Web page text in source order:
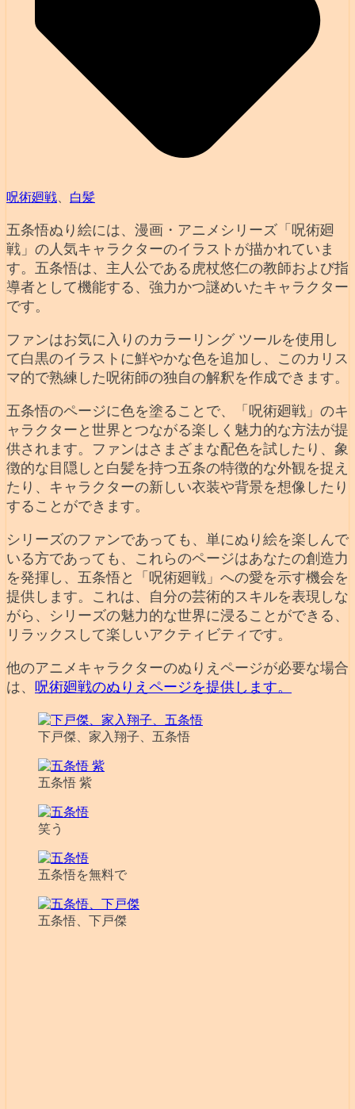
呪術廻戦 白髪
五条悟ぬり絵には、漫画・アニメシリーズ「呪術廻
戦」の人気キャラクターのイラストが描かれていま
す。五条悟は、主人公である虎杖悠仁の教師および指
導者として機能する、強力かつ謎めいたキャラクター
です。
ファンはお気に入りのカラーリング ツールを使用し
て白黒のイラストに鮮やかな色を追加し、このカリス
マ的で熟練した呪術師の独自の解釈を作成できます。
五条悟のページに色を塗ることで、「呪術廻戦」のキ
ャラクターと世界とつながる楽しく魅力的な方法が提
供されます。ファンはさまざまな配色を試したり、象
徴的な目隠しと白髪を持つ五条の特徴的な外観を捉え
たり、キャラクターの新しい衣装や背景を想像したり
することができます。
シリーズのファンであっても、単にぬり絵を楽しんで
いる方であっても、これらのページはあなたの創造力
を発揮し、五条悟と「呪術廻戦」への愛を示す機会を
提供します。これは、自分の芸術的スキルを表現しな
がら、シリーズの魅力的な世界に浸ることができる、
リラックスして楽しいアクティビティです。
他のアニメキャラクターのぬりえページが必要な場合
は、 呪術廻戦のぬりえページを提供します。
下戸傑、家入翔子、五条悟
五条悟 紫
笑う
五条悟を無料で
五条悟、下戸傑